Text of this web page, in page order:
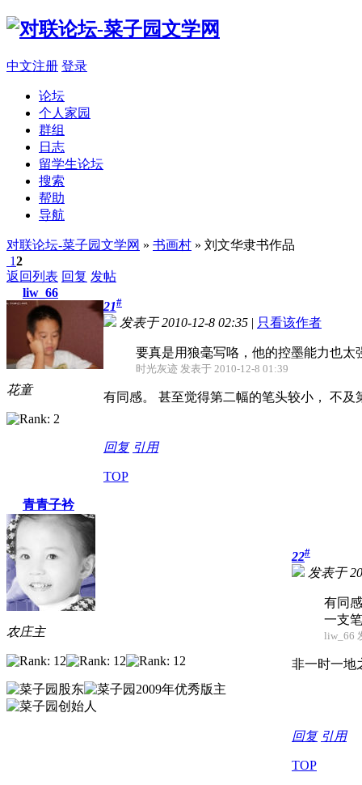
中文注册 登录
论坛
个人家园
群组
日志
留学生论坛
搜索
帮助
导航
对联论坛-菜子园文学网 » 书画村 » 刘文华隶书作品
12
返回列表 回复 发帖
liw_66
花童
21#
发表于 2010-12-8 02:35 | 只看该作者
要真是用狼毫写咯，他的控墨能力也太
时光灰迹 发表于 2010-12-8 01:39
有同感。 甚至觉得第二幅的笔头较小， 不
回复 引用
TOP
青青子衿
农庄主
22#
发表于
有同
一支
liw_66
非一时一地
回复 引用
TOP